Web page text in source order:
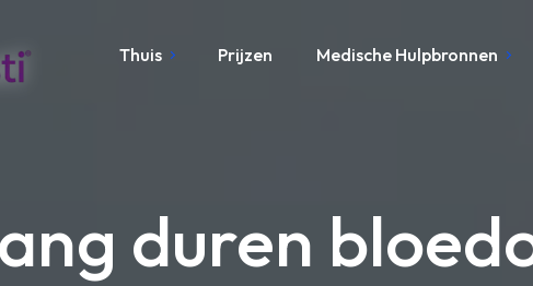
Thuis Prijzen Medische Hulpbronnen
duren